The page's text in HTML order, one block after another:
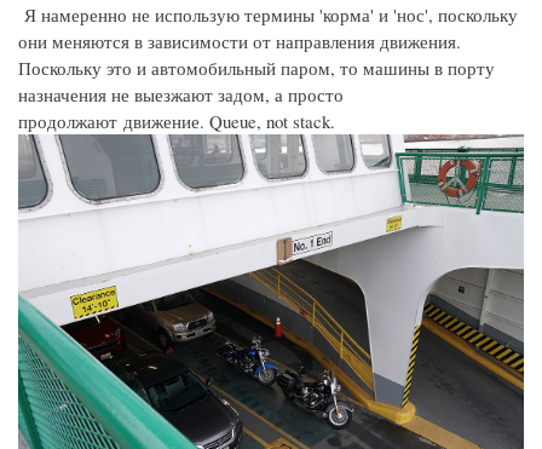
Я намеренно не использую термины 'корма' и 'нос', поскольку
они меняются в зависимости от направления движения.
Поскольку это и автомобильный паром, то машины в порту
назначения не выезжают задом, а просто
продолжают движение. Queue, not stack.